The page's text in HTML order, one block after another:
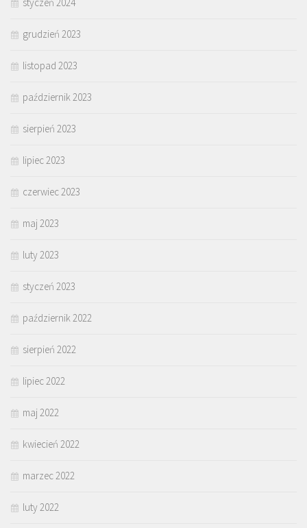
grudzień 2023
listopad 2023
październik 2023
sierpień 2023
lipiec 2023
czerwiec 2023
maj 2023
luty 2023
styczeń 2023
październik 2022
sierpień 2022
lipiec 2022
maj 2022
kwiecień 2022
marzec 2022
luty 2022